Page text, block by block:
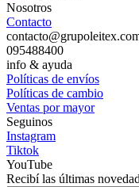
Nosotros
Contacto
095488400
info & ayuda
Políticas de envíos
Políticas de cambio
Ventas por mayor
Seguinos
Instagram
Tiktok
YouTube
Recibí las últimas